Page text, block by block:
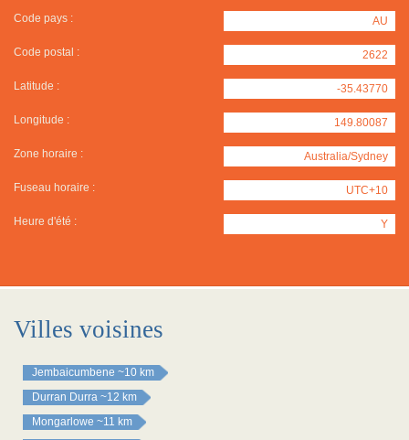
Code pays : AU
Code postal : 2622
Latitude : -35.43770
Longitude : 149.80087
Zone horaire : Australia/Sydney
Fuseau horaire : UTC+10
Heure d'été : Y
Villes voisines
Jembaicumbene ~10 km
Durran Durra ~12 km
Mongarlowe ~11 km